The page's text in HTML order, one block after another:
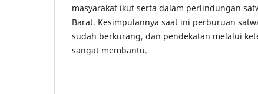
masyarakat ikut serta dalam perlindungan
Barat. Kesimpulannya saat ini perburuan
sudah berkurang, dan pendekatan melalui
sangat membantu.